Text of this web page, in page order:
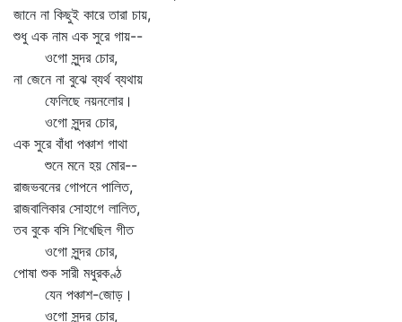
জানে না কিছুই কারে তারা চায়,
শুধু এক নাম এক সুরে গায়--
ওগো সুন্দর চোর,
না জেনে না বুঝে ব্যর্থ ব্যথায়
ফেলিছে নয়নলোর।
ওগো সুন্দর চোর,
এক সুরে বাঁধা পঞ্চাশ গাথা
শুনে মনে হয় মোর--
রাজভবনের গোপনে পালিত,
রাজবালিকার সোহাগে লালিত,
তব বুকে বসি শিখেছিল গীত
ওগো সুন্দর চোর,
পোষা শুক সারী মধুরকণ্ঠ
যেন পঞ্চাশ-জোড়।
ওগো সুন্দর চোর,